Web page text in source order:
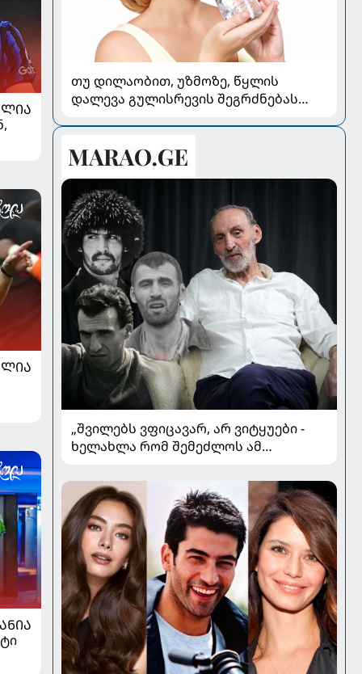
თუ დილაობით, უზმოზე, წყლის
დალევა გულისრევის შეგრძნებას
„შვილებს ვფიცავარ, არ ვიტყუები -
ხელახლა რომ შემეძლოს ამ
გავივლიდი“ - ზაზა კოლელიშვილი
პირად ომებსა და კარიერულ
გარდატეხაზე